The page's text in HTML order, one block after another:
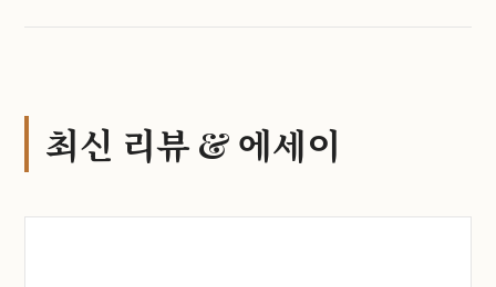
최신 리뷰 & 에세이